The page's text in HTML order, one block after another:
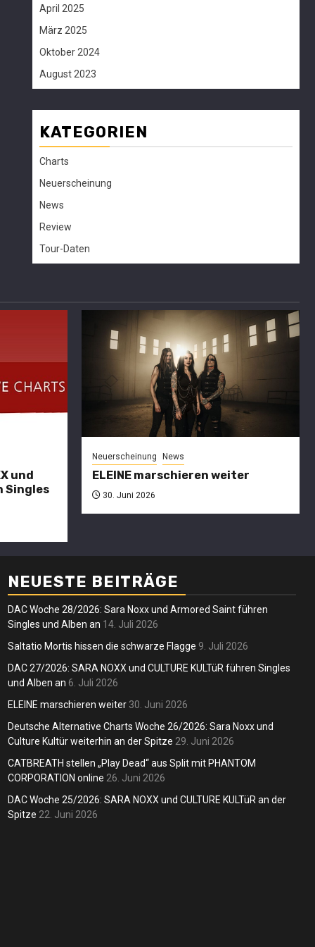
April 2025
März 2025
Oktober 2024
August 2023
KATEGORIEN
Charts
Neuerscheinung
News
Review
Tour-Daten
und
Singles
Neuerscheinung News
ELEINE marschieren weiter
30. Juni 2026
die
DAC
27/2026:
SARA NOXX
und
CULTURE
führen
Singles und
Alben an
Andreas
NEUESTE BEITRÄGE
DAC Woche 28/2026: Sara Noxx und Armored Saint führen
Singles und Alben an 14. Juli 2026
Saltatio Mortis hissen die schwarze Flagge 9. Juli 2026
DAC 27/2026: SARA NOXX und CULTURE KULTüR führen Singles
und Alben an 6. Juli 2026
ELEINE marschieren weiter 30. Juni 2026
Deutsche Alternative Charts Woche 26/2026: Sara Noxx und
Culture Kultür weiterhin an der Spitze 29. Juni 2026
CATBREATH stellen „Play Dead“ aus Split mit PHANTOM
CORPORATION online 26. Juni 2026
DAC Woche 25/2026: SARA NOXX und CULTURE KULTüR an der
Spitze 22. Juni 2026